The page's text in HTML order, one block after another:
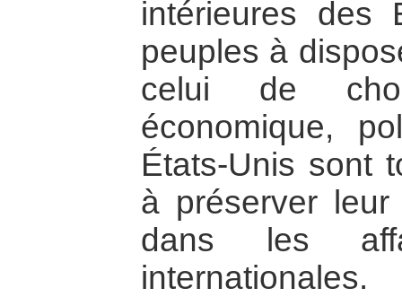
intérieures
peuples à
celui de
économique,
États-Unis sont
à préserver leur
dans les
internationales.